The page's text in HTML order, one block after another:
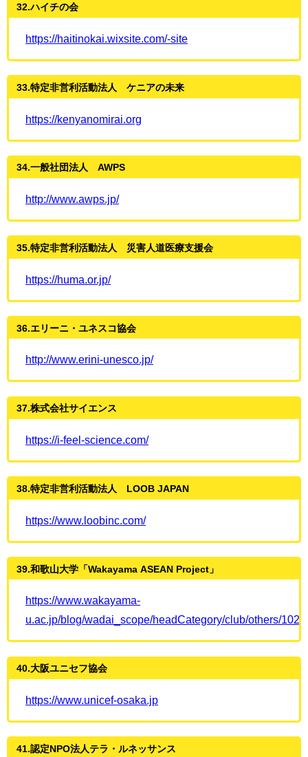
32.ハイチの会
https://haitinokai.wixsite.com/-site
33.特定非営利活動法人 ケニアの未来
https://kenyanomirai.org
34.一般社団法人 AWPS
http://www.awps.jp/
35.特定非営利活動法人 災害人道医療支援会
https://huma.or.jp/
36.エリーニ・ユネスコ協会
http://www.erini-unesco.jp/
37.株式会社サイエンス
https://i-feel-science.com/
38.特定非営利活動法人 LOOB JAPAN
https://www.loobinc.com/
39.和歌山大学「Wakayama ASEAN Project」
https://www.wakayama-
u.ac.jp/blog/wadai_scope/headCategory/club/others/
40.大阪ユニセフ協会
https://www.unicef-osaka.jp
41.認定NPO法人テラ・ルネッサンス